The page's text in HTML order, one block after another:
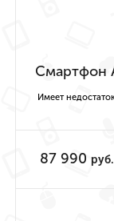
Имеет
87 990 руб.